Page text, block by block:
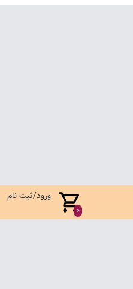
0
ورود/ثبت نام